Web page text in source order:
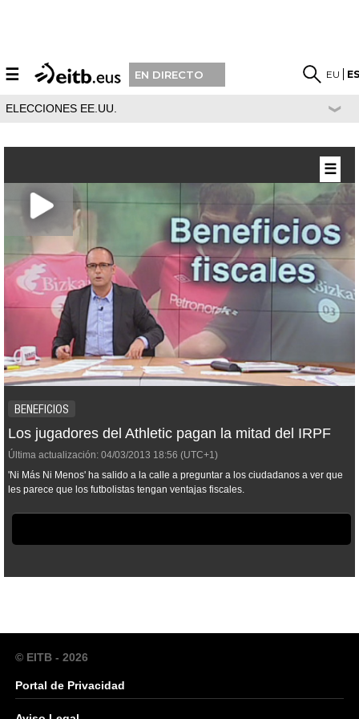
☰ EN DIRECTO EU
ELECCIONES EE.UU.
BENEFICIOS
Los jugadores del Athletic pagan la mitad del IRPF
Última actualización: 04/03/2013 18:56 (UTC+1)
'Ni Más Ni Menos' ha salido a la calle a preguntar a los ciudadanos a ver que
les parece que los futbolistas tengan ventajas fiscales.
☰
© EITB - 2026
Portal de Privacidad